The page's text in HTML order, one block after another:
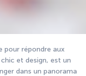
pour répondre aux
et design, est un
dans un panorama